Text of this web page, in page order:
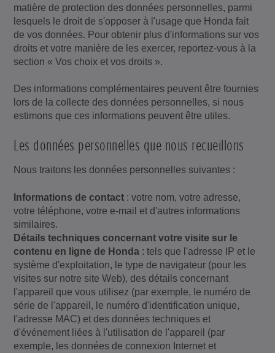
matière de protection des données personnelles, parmi
lesquels le droit de s'opposer à l'usage que Honda fait
de vos données. Pour obtenir plus d'informations sur vos
droits et votre manière de les exercer, reportez-vous à la
section « Vos choix et vos droits ».
Des informations complémentaires peuvent être fournies
lors de la collecte des données personnelles, si nous
estimons que ces informations peuvent être utiles.
Les données personnelles que nous recueillons
Nous traitons les données personnelles suivantes :
Informations de contact : votre nom, votre adresse,
votre téléphone, votre e-mail et d'autres informations
similaires.
Détails techniques concernant votre visite sur le
contenu en ligne de Honda : tels que l'adresse IP et le
système d'exploitation, le type de navigateur (pour les
visites sur notre site Web), des détails concernant
l'appareil que vous utilisez (par exemple, le numéro de
série de l'appareil, le numéro d'identification unique,
l'adresse MAC) et des données techniques et
d'événement liées à l'utilisation de l'appareil (par
exemple, les données de connexion Internet et